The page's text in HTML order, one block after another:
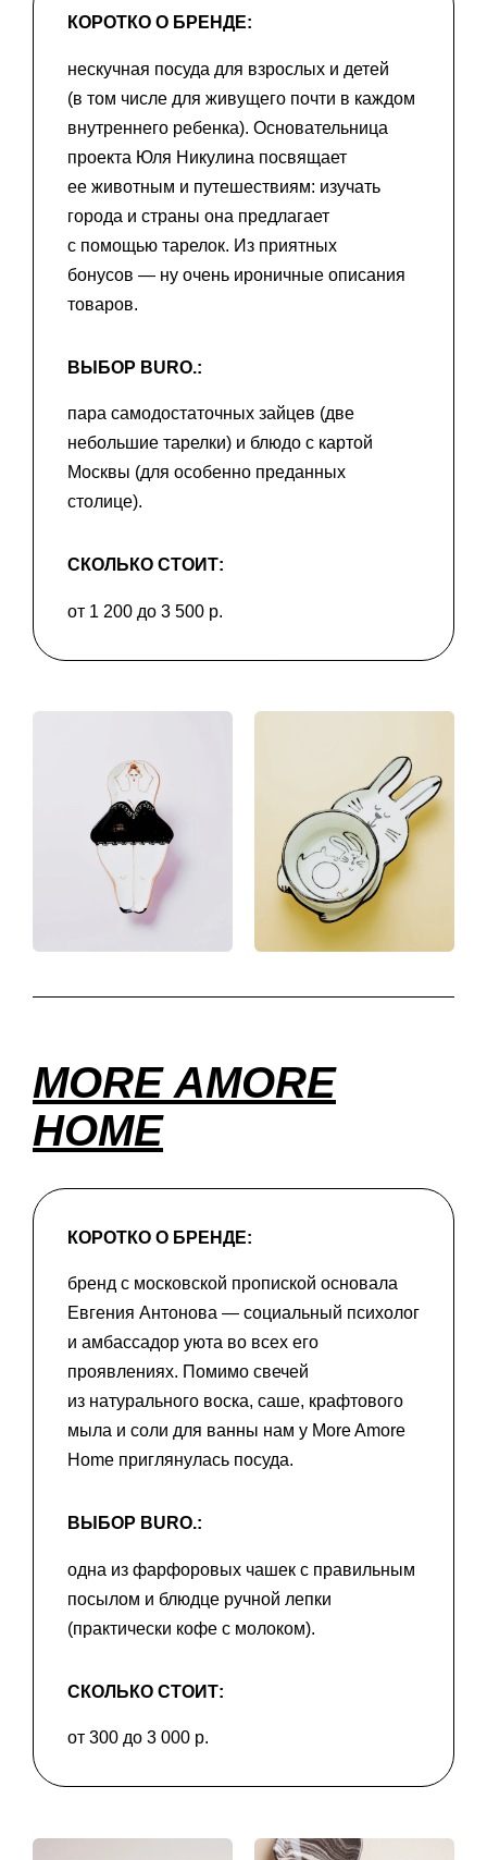
КОРОТКО О БРЕНДЕ:
нескучная посуда для взрослых и детей
(в том числе для живущего почти в каждом
внутреннего ребенка). Основательница
проекта Юля Никулина посвящает
ее животным и путешествиям: изучать
города и страны она предлагает
с помощью тарелок. Из приятных
бонусов — ну очень ироничные описания
товаров.
ВЫБОР BURO.:
пара самодостаточных зайцев (две
небольшие тарелки) и блюдо с картой
Москвы (для особенно преданных
столице).
СКОЛЬКО СТОИТ:
от 1 200 до 3 500 р.
MORE AMORE
HOME
КОРОТКО О БРЕНДЕ:
бренд с московской пропиской основала
Евгения Антонова — социальный психолог
и амбассадор уюта во всех его
проявлениях. Помимо свечей
из натурального воска, саше, крафтового
мыла и соли для ванны нам у More Amore
Home приглянулась посуда.
ВЫБОР BURO.:
одна из фарфоровых чашек с правильным
посылом и блюдце ручной лепки
(практически кофе с молоком).
СКОЛЬКО СТОИТ:
от 300 до 3 000 р.